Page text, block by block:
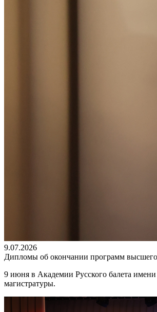
9.07.2026
Дипломы об окончании программ
9 июня в Академии Русского балета
магистратуры.